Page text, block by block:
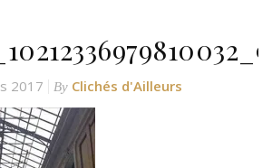
2017 By Clichés d'Ailleurs